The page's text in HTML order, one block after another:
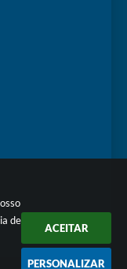
de
ACEITAR
PERSONALIZAR